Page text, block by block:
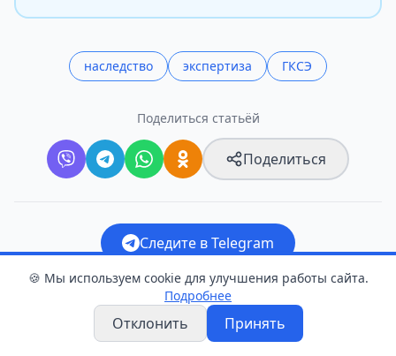
наследство экспертиза ГКСЭ
Поделиться статьёй
Поделиться
Следите в Telegram
Прислать новость
🍪 Мы используем cookie для улучшения работы сайта.
Подробнее
Отклонить Принять